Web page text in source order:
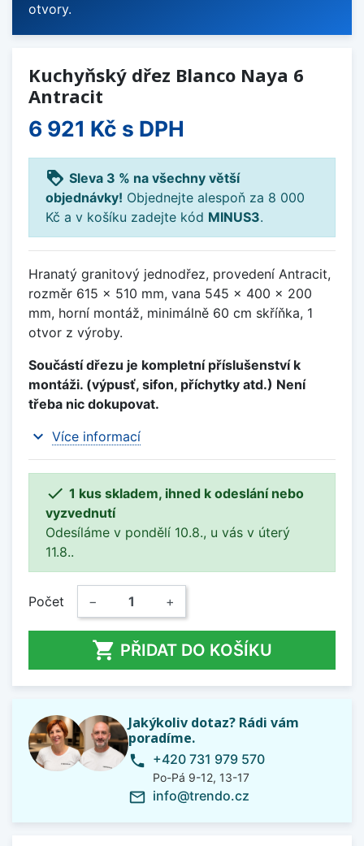
otvory.
Kuchyňský dřez Blanco Naya 6
Antracit
6 921 Kč s DPH
loyalty Sleva 3 % na všechny větší
objednávky! Objednejte alespoň za 8 000
Kč a v košíku zadejte kód MINUS3.
Hranatý granitový jednodřez, provedení Antracit,
rozměr 615 x 510 mm, vana 545 x 400 x 200
mm, horní montáž, minimálně 60 cm skříňka, 1
otvor z výroby.
Součástí dřezu je kompletní příslušenství k
montáži. (výpusť, sifon, příchytky atd.) Není
třeba nic dokupovat.
expand_more Více informací
 1 kus skladem, ihned k odeslání nebo
vyzvednutí
Odesíláme v pondělí 10.8., u vás v úterý
11.8..
Počet − +
 PŘIDAT DO KOŠÍKU
Jakýkoliv dotaz? Rádi vám
poradíme.
phone +420 731 979 570
Po-Pá 9-12, 13-17
mail_outline info@trendo.cz